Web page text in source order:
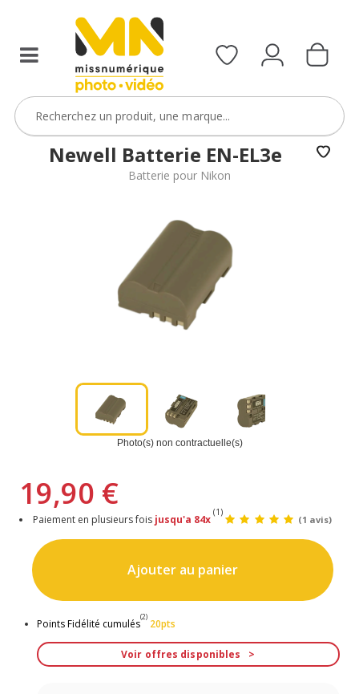
compact,
bridge
ou
étanche)
BoitierBatterie5
Newell Batterie EN-EL3e
Batterie pour Nikon
Photo(s) non contractuelle(s)
19,90 €
Paiement en plusieurs fois jusqu'a 84x
(1)
(1 avis)
Ajouter au panier
Points Fidélité cumulés
(2)
20pts
Voir offres disponibles